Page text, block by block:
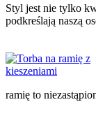
Styl jest nie tylko
podkreślają naszą
ramię to